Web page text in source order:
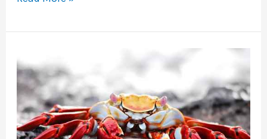
Jenis
Kepiting
Berdasarkan
Habitat